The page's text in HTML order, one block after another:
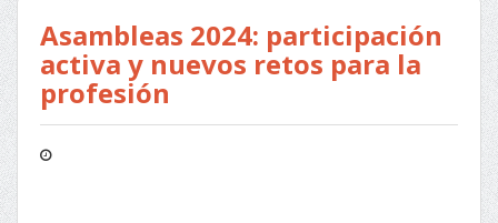
Asambleas 2024: participación
activa y nuevos retos para la
profesión